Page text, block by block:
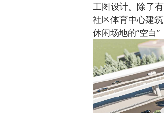
工图设计。除了
社区体育中心建
休闲场地的“空白